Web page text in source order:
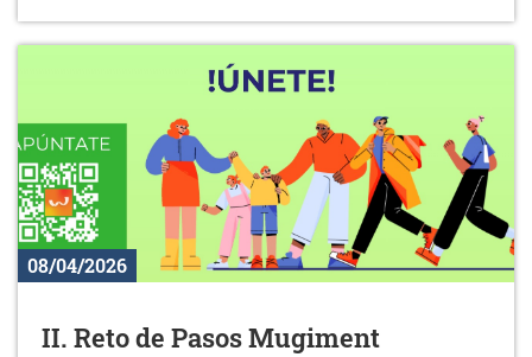
08/04/2026
II. Reto de Pasos Mugiment